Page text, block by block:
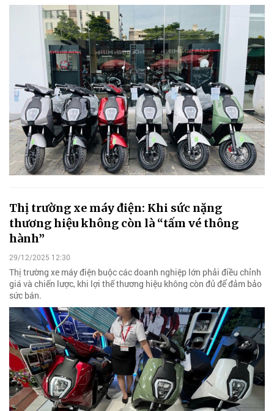
Thị trường xe máy điện: Khi sức nặng
thương hiệu không còn là “tấm vé thông
hành”
29/12/2025 12:30
Thị trường xe máy điện buộc các doanh nghiệp lớn phải điều chỉnh
giá và chiến lược, khi lợi thế thương hiệu không còn đủ để đảm bảo
sức bán.